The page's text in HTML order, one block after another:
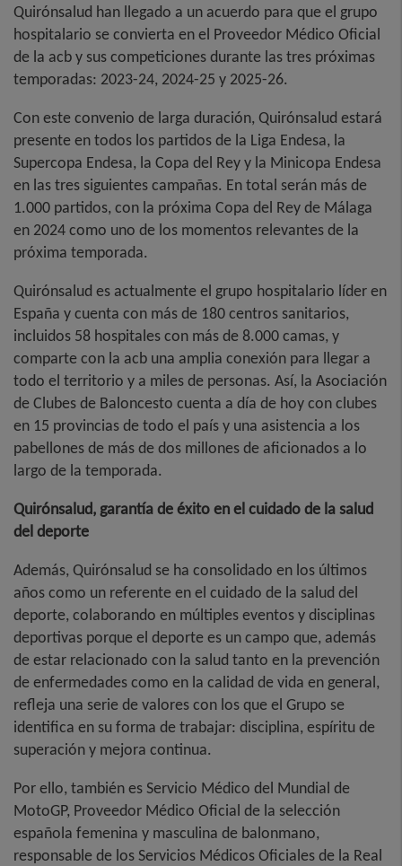
Quirónsalud han llegado a un acuerdo para que el grupo
hospitalario se convierta en el Proveedor Médico Oficial
de la acb y sus competiciones durante las tres próximas
temporadas: 2023-24, 2024-25 y 2025-26.
Con este convenio de larga duración, Quirónsalud estará
presente en todos los partidos de la Liga Endesa, la
Supercopa Endesa, la Copa del Rey y la Minicopa Endesa
en las tres siguientes campañas. En total serán más de
1.000 partidos, con la próxima Copa del Rey de Málaga
en 2024 como uno de los momentos relevantes de la
próxima temporada.
Quirónsalud es actualmente el grupo hospitalario líder en
España y cuenta con más de 180 centros sanitarios,
incluidos 58 hospitales con más de 8.000 camas, y
comparte con la acb una amplia conexión para llegar a
todo el territorio y a miles de personas. Así, la Asociación
de Clubes de Baloncesto cuenta a día de hoy con clubes
en 15 provincias de todo el país y una asistencia a los
pabellones de más de dos millones de aficionados a lo
largo de la temporada.
Quirónsalud, garantía de éxito en el cuidado de la salud
del deporte
Además, Quirónsalud se ha consolidado en los últimos
años como un referente en el cuidado de la salud del
deporte, colaborando en múltiples eventos y disciplinas
deportivas porque el deporte es un campo que, además
de estar relacionado con la salud tanto en la prevención
de enfermedades como en la calidad de vida en general,
refleja una serie de valores con los que el Grupo se
identifica en su forma de trabajar: disciplina, espíritu de
superación y mejora continua.
Por ello, también es Servicio Médico del Mundial de
MotoGP, Proveedor Médico Oficial de la selección
española femenina y masculina de balonmano,
responsable de los Servicios Médicos Oficiales de la Real